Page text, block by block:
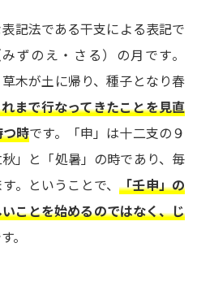
記法である干支による表記で
ずのえ・さる）の月です。
木が土に帰り、種子となり春
まで行なってきたことを見直
時です。「申」は十二支の９
」と「処暑」の時であり、毎
。ということで、「壬申」の
ことを始めるのではなく、じ
。